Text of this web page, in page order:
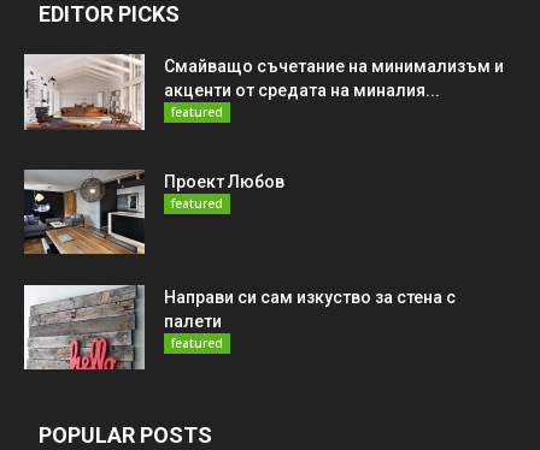
EDITOR PICKS
Смайващо съчетание на минимализъм и
акценти от средата на миналия...
featured
Проект Любов
featured
Направи си сам изкуство за стена с
палети
featured
POPULAR POSTS